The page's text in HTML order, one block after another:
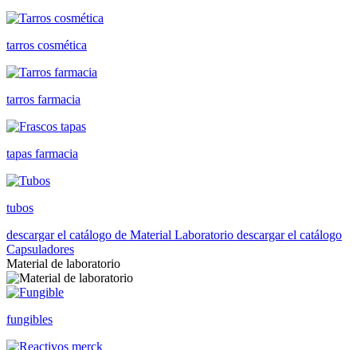
tarros cosmética
tarros farmacia
tapas farmacia
tubos
descargar el catálogo de Material Laboratorio descargar el catálogo
Capsuladores
Material de laboratorio
fungibles